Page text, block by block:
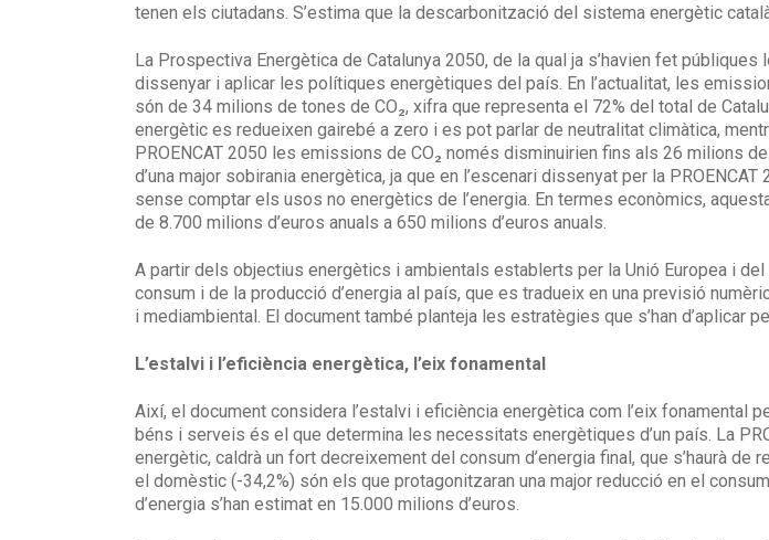
tenen els ciutadans. S’estima que la descarbonització del sistema energètic
La Prospectiva Energètica de Catalunya 2050, de la qual ja s’havien fet
dissenyar i aplicar les polítiques energètiques del país. En l’actualitat, les
són de 34 milions de tones de CO₂, xifra que representa el 72% del total de
energètic es redueixen gairebé a zero i es pot parlar de neutralitat climàtica,
PROENCAT 2050 les emissions de CO₂ només disminuirien fins als 26 milions
d’una major sobirania energètica, ja que en l’escenari dissenyat per la
sense comptar els usos no energètics de l’energia. En termes econòmics,
de 8.700 milions d’euros anuals a 650 milions d’euros anuals.
A partir dels objectius energètics i ambientals establerts per la Unió Europea i
consum i de la producció d’energia al país, que es tradueix en una previsió
i mediambiental. El document també planteja les estratègies que s’han d’aplicar
L’estalvi i l’eficiència energètica, l’eix fonamental
Així, el document considera l’estalvi i eficiència energètica com l’eix
béns i serveis és el que determina les necessitats energètiques d’un país. La
energètic, caldrà un fort decreixement del consum d’energia final, que s’haurà
el domèstic (-34,2%) són els que protagonitzaran una major reducció en el
d’energia s’han estimat en 15.000 milions d’euros.